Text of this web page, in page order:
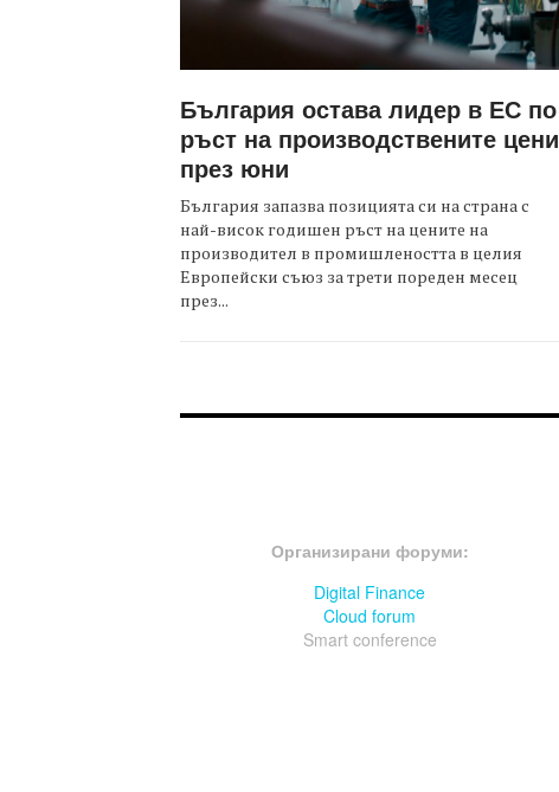
България остава лидер в ЕС по
ръст на производствените цени
през юни
България запазва позицията си на страна с
най-висок годишен ръст на цените на
производител в промишлеността в целия
Европейски съюз за трети пореден месец
през...
Организирани форуми:
Digital Finance
Cloud forum
Smart conference